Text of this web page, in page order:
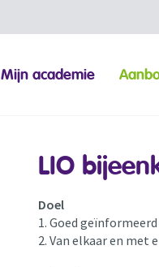
Mijn academie
LIO
Doel
1. Goed
2. Van elkaar en met